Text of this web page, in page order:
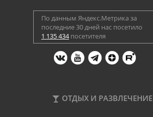
По данным Яндекс.Метрика за
последние 30 дней нас посетило
1 135 434посетителя
ОТДЫХ И РАЗВЛЕЧЕНИЕ